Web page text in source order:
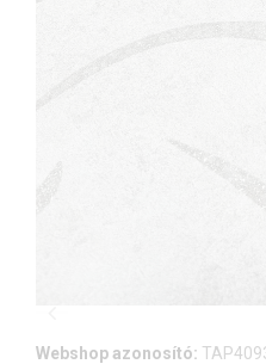
Webshop azonosító: